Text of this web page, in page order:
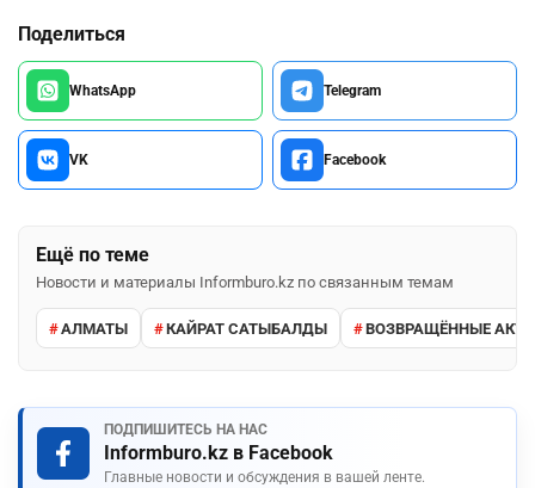
Поделиться
WhatsApp Telegram
VK Facebook
Ещё по теме
Новости и материалы Informburo.kz по связанным темам
АЛМАТЫ КАЙРАТ САТЫБАЛДЫ ВОЗВРАЩЁННЫЕ
ПОДПИШИТЕСЬ НА НАС
Informburo.kz в Facebook
Главные новости и обсуждения в вашей ленте.